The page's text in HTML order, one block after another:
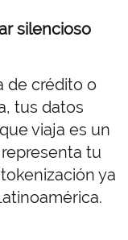
silencioso
de crédito o
tus datos
viaja es un
tu
ya